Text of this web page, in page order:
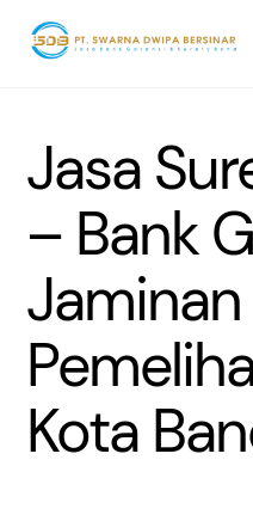
content
Jasa
– Bank
Jaminan
Kota